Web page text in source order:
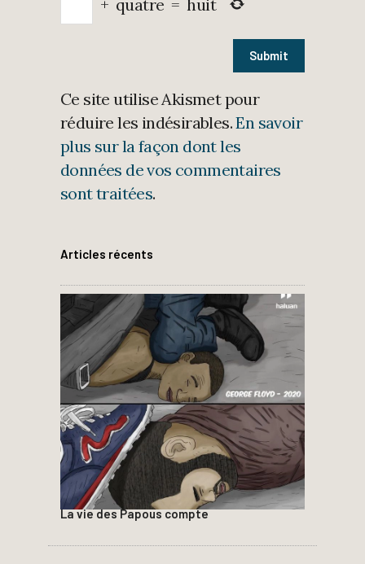
+ quatre = huit
Ce site utilise Akismet pour
réduire les indésirables.En savoir
plus sur la façon dont les
données de vos commentaires
sont traitées.
Articles récents
La vie des Papous compte